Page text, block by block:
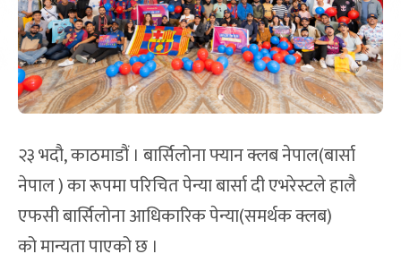
२३ भदौ, काठमाडौं । बार्सिलोना फ्यान क्लब नेपाल(बार्सा
नेपाल ) का रूपमा परिचित पेन्या बार्सा दी एभरेस्टले हालै
एफसी बार्सिलोना आधिकारिक पेन्या(समर्थक क्लब)
को मान्यता पाएको छ ।